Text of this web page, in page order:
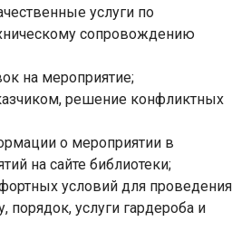
услуги по
сопровождению
на мероприятие;
решение конфликтных
о мероприятии в
на сайте библиотеки;
условий для проведения
порядок, услуги гардероба и